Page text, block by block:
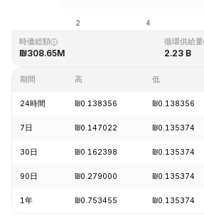
時価総額
₪308.65M
循環供給量
2.23 B
期間 高 低
24時間 ₪0.138356 ₪0.138356
7日 ₪0.147022 ₪0.135374
30日 ₪0.162398 ₪0.135374
90日 ₪0.279000 ₪0.135374
1年 ₪0.753455 ₪0.135374